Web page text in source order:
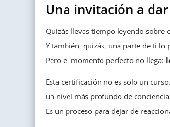
Una invitación a
Quizás llevas tiempo leyendo sobre
Y también, quizás, una parte de ti lo
Pero el momento perfecto no llega:
Esta certificación no es solo un
un nivel más profundo de conciencia.
Es un proceso para dejar de